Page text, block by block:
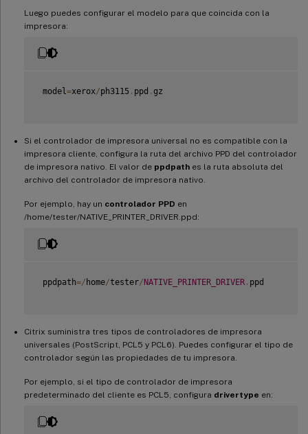
Luego puedes configurar el modelo para que coincida con la
impresora:
model =xerox/ph3115 . ppd . gz
Si el controlador de impresora universal no es compatible con la
impresora cliente, configura la ruta del archivo PPD del controlador
de impresora nativo. El valor de ppdpath es la ruta absoluta del
archivo del controlador de impresora nativo.
Por ejemplo, hay un controlador PPD en
/home/tester/NATIVE_PRINTER_DRIVER.ppd:
ppdpath=/ home/tester/NATIVE_PRINTER_DRIVER . ppd
Citrix suministra tres tipos de controladores de impresora
universales (PostScript, PCL5 y PCL6). Puedes configurar el tipo de
controlador según las propiedades de tu impresora.
Por ejemplo, si el tipo de controlador de impresora
predeterminado del cliente es PCL5, configura drivertype en: